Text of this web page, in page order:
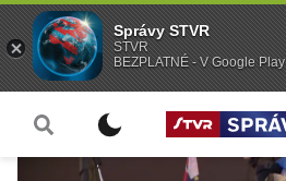
Správy STVR
STVR
BEZPLATNÉ - V Google Play